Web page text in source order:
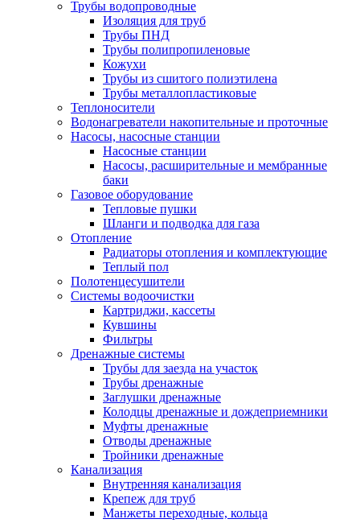
Трубы водопроводные
Изоляция для труб
Трубы ПНД
Трубы полипропиленовые
Кожухи
Трубы из сшитого полиэтилена
Трубы металлопластиковые
Теплоносители
Водонагреватели накопительные и проточные
Насосы, насосные станции
Насосные станции
Насосы, расширительные и мембранные
баки
Газовое оборудование
Тепловые пушки
Шланги и подводка для газа
Отопление
Радиаторы отопления и комплектующие
Теплый пол
Полотенцесушители
Системы водоочистки
Картриджи, кассеты
Кувшины
Фильтры
Дренажные системы
Трубы для заезда на участок
Трубы дренажные
Заглушки дренажные
Колодцы дренажные и дождеприемники
Муфты дренажные
Отводы дренажные
Тройники дренажные
Канализация
Внутренняя канализация
Крепеж для труб
Манжеты переходные, кольца